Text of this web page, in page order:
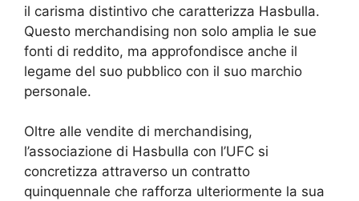
il carisma distintivo che caratterizza Hasbulla.
Questo merchandising non solo amplia le sue
fonti di reddito, ma approfondisce anche il
legame del suo pubblico con il suo marchio
personale.
Oltre alle vendite di merchandising,
l’associazione di Hasbulla con l’UFC si
concretizza attraverso un contratto
quinquennale che rafforza ulteriormente la sua